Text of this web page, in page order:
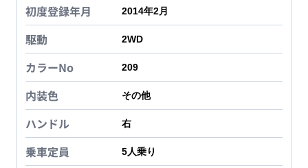
初度登録年月 2014年2月
駆動 2WD
カラーNo 209
内装色 その他
ハンドル 右
乗車定員 5人乗り